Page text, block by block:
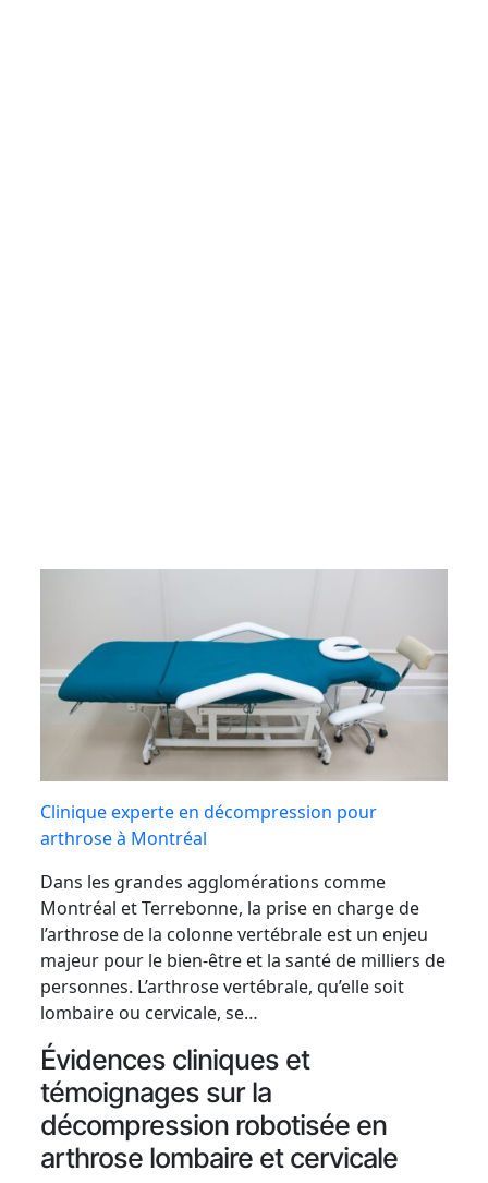
Clinique experte en décompression pour
arthrose à Montréal
Dans les grandes agglomérations comme
Montréal et Terrebonne, la prise en charge de
l’arthrose de la colonne vertébrale est un enjeu
majeur pour le bien-être et la santé de milliers de
personnes. L’arthrose vertébrale, qu’elle soit
lombaire ou cervicale, se…
Évidences cliniques et
témoignages sur la
décompression robotisée en
arthrose lombaire et cervicale